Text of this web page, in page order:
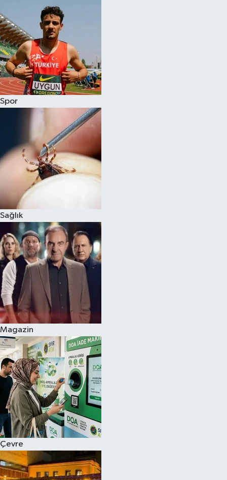
Spor
Sağlık
Magazin
Çevre